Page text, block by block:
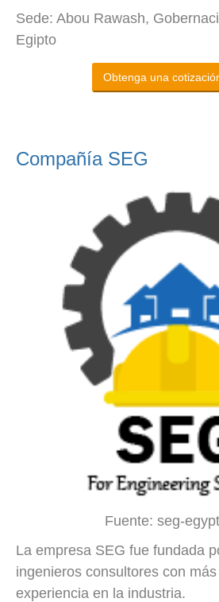
Sede: Abou Rawash,
Egipto
Obtenga una
Compañía SEG
Fuente: seg-
La empresa SEG fue fundada
ingenieros consultores con
experiencia en la industria.